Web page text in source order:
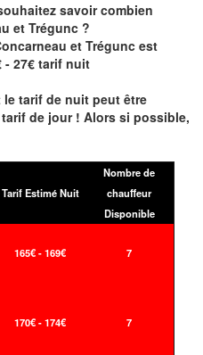
savoircombien
et Trégunc ?
et Trégunc est
- 27€ tarif nuit
tarif de nuit peut être
de jour ! Alors si possible,
Tarif Estimé Nuit
Nombre de
chauffeur
Disponible
165€ - 169€ 7
170€ - 174€ 7